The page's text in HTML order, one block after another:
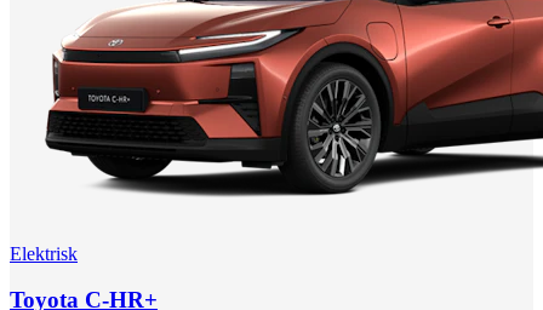
Elektrisk
Toyota C-HR+